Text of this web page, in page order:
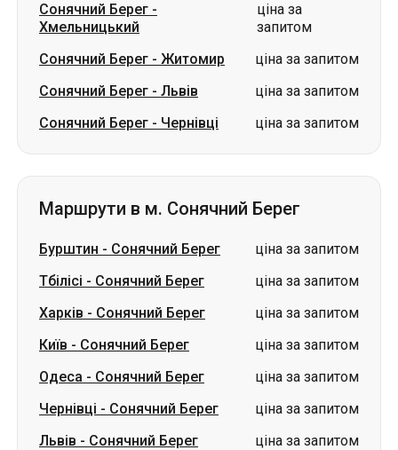
Сонячний Берег -
Хмельницький
ціна за
запитом
Сонячний Берег - Житомир
ціна за запитом
Сонячний Берег - Львів
ціна за запитом
Сонячний Берег - Чернівці ціна за запитом
Маршрути в м. Сонячний Берег
Бурштин - Сонячний Берег
ціна за запитом
Тбілісі - Сонячний Берег
ціна за запитом
Харків - Сонячний Берег
ціна за запитом
Київ - Сонячний Берег
ціна за запитом
Одеса - Сонячний Берег
ціна за запитом
Чернівці - Сонячний Берег
ціна за запитом
Львів - Сонячний Берег
ціна за запитом